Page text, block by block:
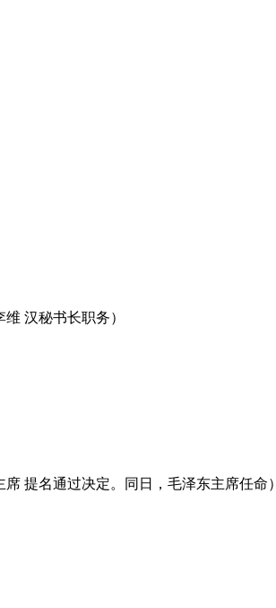
汉秘书长职务）
提名通过决定。同日，毛泽东主席任命）